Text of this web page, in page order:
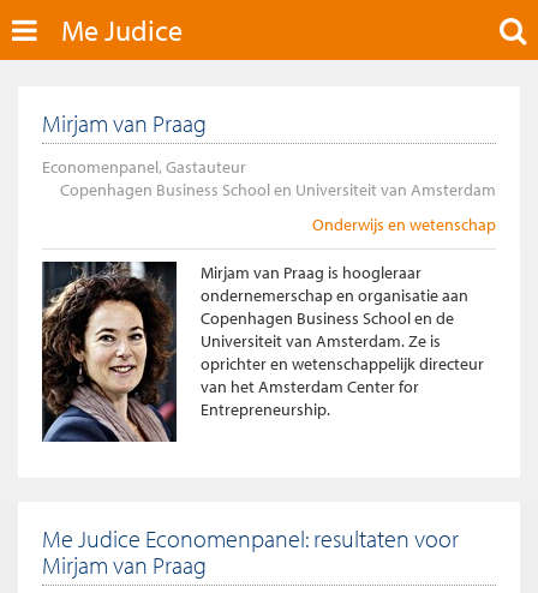
Me Judice
Mirjam van Praag
Economenpanel, Gastauteur
Copenhagen Business School en Universiteit van Amsterdam
Onderwijs en wetenschap
Mirjam van Praag is hoogleraar
ondernemerschap en organisatie aan
Copenhagen Business School en de
Universiteit van Amsterdam. Ze is
oprichter en wetenschappelijk directeur
van het Amsterdam Center for
Entrepreneurship.
Me Judice Economenpanel: resultaten voor
Mirjam van Praag